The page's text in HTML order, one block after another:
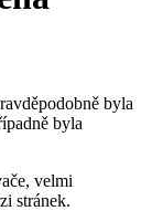
byla
byla
velmi
stránek.